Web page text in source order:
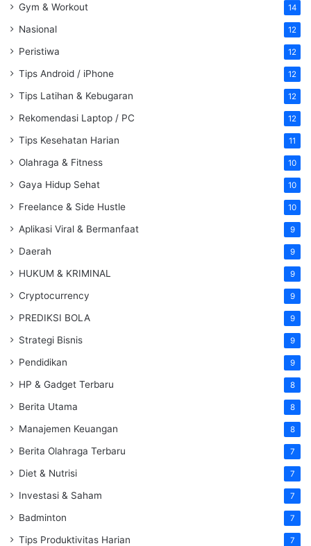
Gym & Workout 14
Nasional 12
Peristiwa 12
Tips Android / iPhone 12
Tips Latihan & Kebugaran 12
Rekomendasi Laptop / PC 12
Tips Kesehatan Harian 11
Olahraga & Fitness 10
Gaya Hidup Sehat 10
Freelance & Side Hustle 10
Aplikasi Viral & Bermanfaat 9
Daerah 9
HUKUM & KRIMINAL 9
Cryptocurrency 9
PREDIKSI BOLA 9
Strategi Bisnis 9
Pendidikan 9
HP & Gadget Terbaru 8
Berita Utama 8
Manajemen Keuangan 8
Berita Olahraga Terbaru 7
Diet & Nutrisi 7
Investasi & Saham 7
Badminton 7
Tips Produktivitas Harian 7